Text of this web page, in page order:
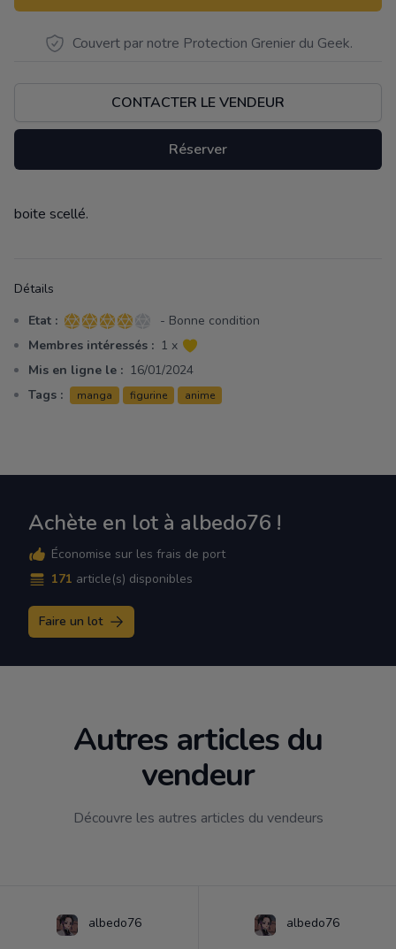
Couvert par notre Protection Grenier du Geek.
CONTACTER LE VENDEUR
Réserver
Description
boite scellé.
Détails
Etat : 4 sur 5 étoiles
- Bonne condition
Membres intéressés : 1 x
Mis en ligne le : 16/01/2024
Tags :
manga figurine anime
Achète en lot à albedo76 !
Économise sur les frais de port
171 article(s) disponibles
Faire un lot
Autres articles du
vendeur
Découvre les autres articles du vendeurs
albedo76 albedo76